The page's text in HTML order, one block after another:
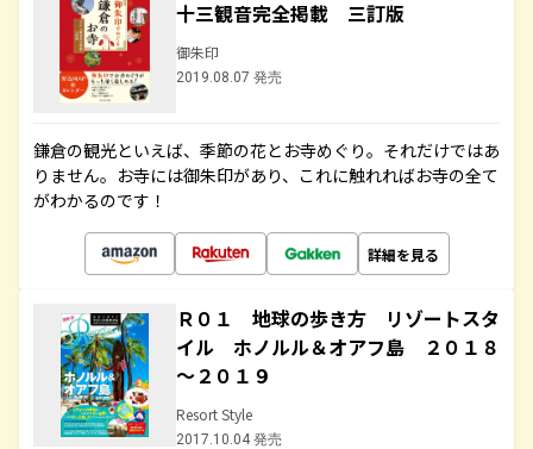
十三観音完全掲載 三訂版
御朱印
2019.08.07 発売
鎌倉の観光といえば、季節の花とお寺めぐり。それだけではあ
りません。お寺には御朱印があり、これに触れればお寺の全て
がわかるのです！
詳細を見る
Ｒ０１ 地球の歩き方 リゾートスタ
イル ホノルル＆オアフ島 ２０１８
～２０１９
Resort Style
2017.10.04 発売